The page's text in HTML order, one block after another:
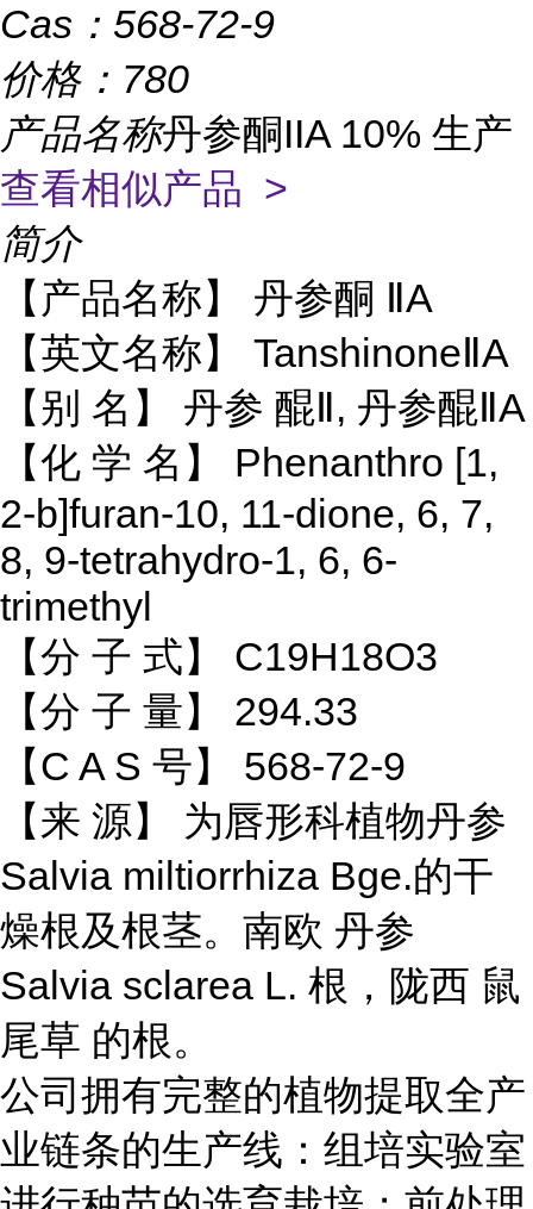
Cas： 568-72-9
价格： 780
产品名称丹参酮IIA 10% 生产
查看相似产品 >
简介
【产品名称】 丹参酮 ⅡA
【英文名称】 TanshinoneⅡA
【别 名】 丹参 醌Ⅱ, 丹参醌ⅡA
【化 学 名】 Phenanthro [1,
2-b]furan-10, 11-dione, 6, 7,
8, 9-tetrahydro-1, 6, 6-
trimethyl
【分 子 式】 C19H18O3
【分 子 量】 294.33
【C A S 号】 568-72-9
【来 源】 为唇形科植物丹参
Salvia miltiorrhiza Bge.的干
燥根及根茎。南欧 丹参
Salvia sclarea L. 根，陇西 鼠
尾草 的根。
公司拥有完整的植物提取全产
业链条的生产线：组培实验室